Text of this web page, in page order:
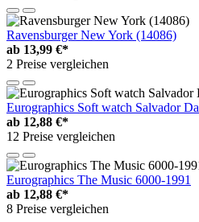
Ravensburger New York (14086)
ab 13,99 €*
2 Preise vergleichen
Eurographics Soft watch Salvador
ab 12,88 €*
12 Preise vergleichen
Eurographics The Music 6000-1991
ab 12,88 €*
8 Preise vergleichen